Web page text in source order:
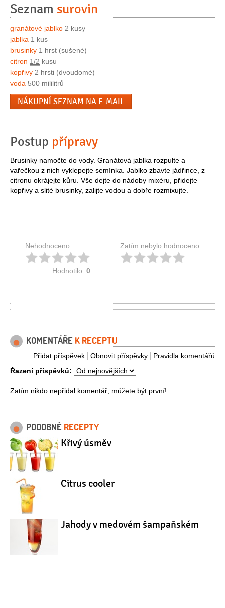
Seznam surovin
granátové jablko 2 kusy
jablka 1 kus
brusinky 1 hrst (sušené)
citron 1/2 kusu
kopřivy 2 hrsti (dvoudomé)
voda 500 mililitrů
NÁKUPNÍ SEZNAM NA E-MAIL
Postup přípravy
Brusinky namočte do vody. Granátová jablka rozpulte a
vařečkou z nich vyklepejte semínka. Jablko zbavte jádřince, z
citronu okrájejte kůru. Vše dejte do nádoby mixéru, přidejte
kopřivy a slité brusinky, zalijte vodou a dobře rozmixujte.
Nehodnoceno
Hodnotilo: 0
Zatím nebylo hodnoceno
KOMENTÁŘE K RECEPTU
Pravidla komentářů
Obnovit příspěvky
Přidat příspěvek
Řazení příspěvků:
Zatím nikdo nepřidal komentář, můžete být první!
PODOBNÉ RECEPTY
Křivý úsměv
Citrus cooler
Jahody v medovém šampaňském